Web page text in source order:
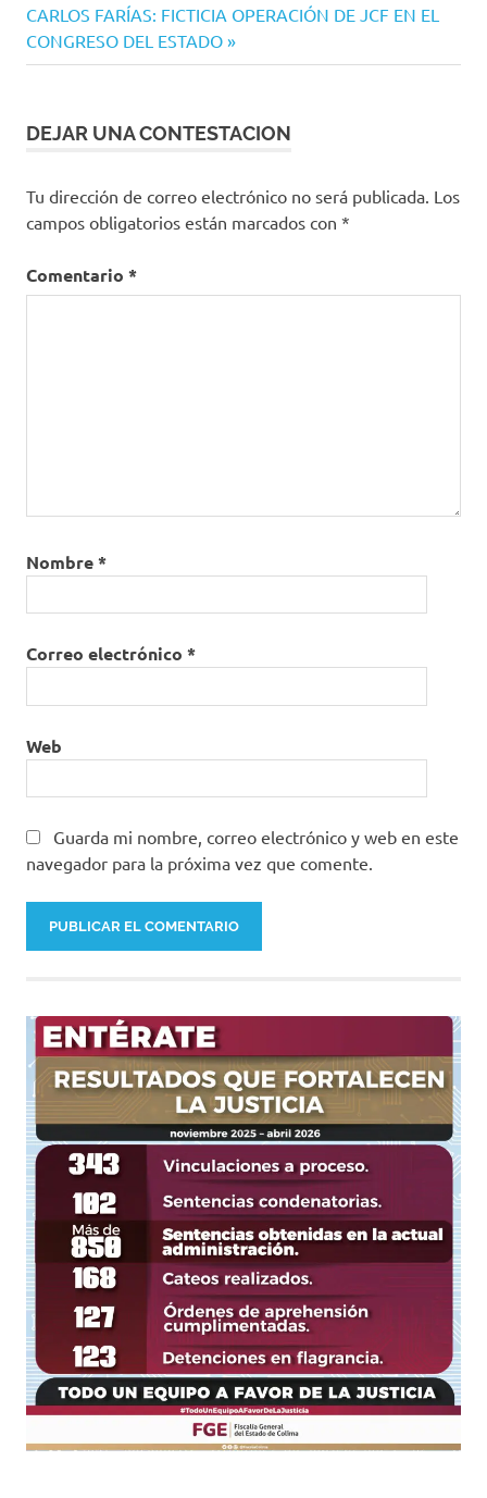
entradas
Siguiente
entrada:
CARLOS FARÍAS: FICTICIA OPERACIÓN DE JCF EN EL
CONGRESO DEL ESTADO
DEJAR UNA CONTESTACION
Tu dirección de correo electrónico no será publicada. Los
campos obligatorios están marcados con *
Comentario *
Nombre*
Correo electrónico *
Web
Guarda mi nombre, correo electrónico y web en este
navegador para la próxima vez que comente.